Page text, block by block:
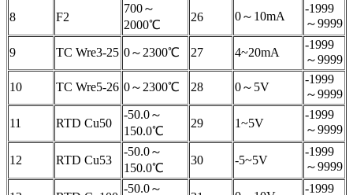
8 F2
700～
2000℃
26 0～10mA
-1999
～9999
9 TC Wre3-25 0～2300℃ 27 4~20mA
-1999
～9999
10 TC Wre5-26 0～2300℃ 28 0～5V
-1999
～9999
11 RTD Cu50
-50.0～
150.0℃
29 1~5V
-1999
～9999
12 RTD Cu53
-50.0～
150.0℃
30 -5~5V
-1999
～9999
-50.0～
-1999